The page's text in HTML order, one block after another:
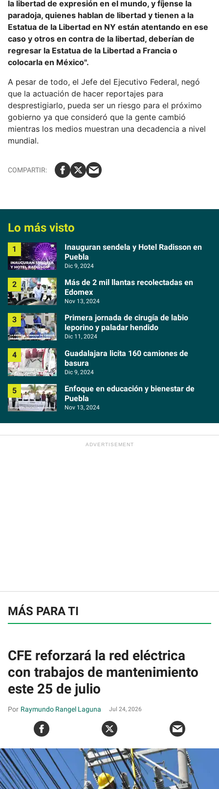
la libertad de expresión en el mundo, y fíjense la
paradoja, quienes hablan de libertad y tienen a la
Estatua de la Libertad en NY están atentando en ese
caso y otros en contra de la libertad, deberían de
regresar la Estatua de la Libertad a Francia o
colocarla en México".
A pesar de todo, el Jefe del Ejecutivo Federal, negó
que la actuación de hacer reportajes para
desprestigiarlo, pueda ser un riesgo para el próximo
gobierno ya que consideró que la gente cambió
mientras los medios muestran una decadencia a nivel
mundial.
Lo más visto
Inauguran sendela y Hotel Radisson en
Puebla
Dic 9, 2024
Más de 2 mil llantas recolectadas en
Edomex
Nov 13, 2024
Primera jornada de cirugía de labio
leporino y paladar hendido
Dic 11, 2024
Guadalajara licita 160 camiones de
basura
Dic 9, 2024
Enfoque en educación y bienestar de
Puebla
Nov 13, 2024
MÁS PARA TI
CFE reforzará la red eléctrica
con trabajos de mantenimiento
este 25 de julio
Raymundo Rangel Laguna Jul 24, 2026